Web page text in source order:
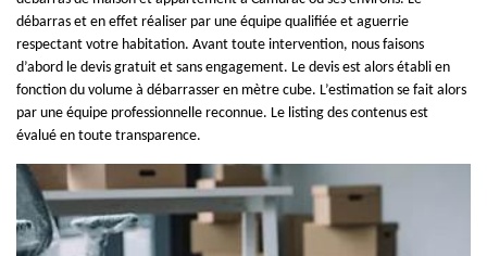
débarras et en effet réaliser par une équipe qualifiée et aguerrie
respectant votre habitation. Avant toute intervention, nous faisons
d’abord le devis gratuit et sans engagement. Le devis est alors établi en
fonction du volume à débarrasser en mètre cube. L’estimation se fait alors
par une équipe professionnelle reconnue. Le listing des contenus est
évalué en toute transparence.